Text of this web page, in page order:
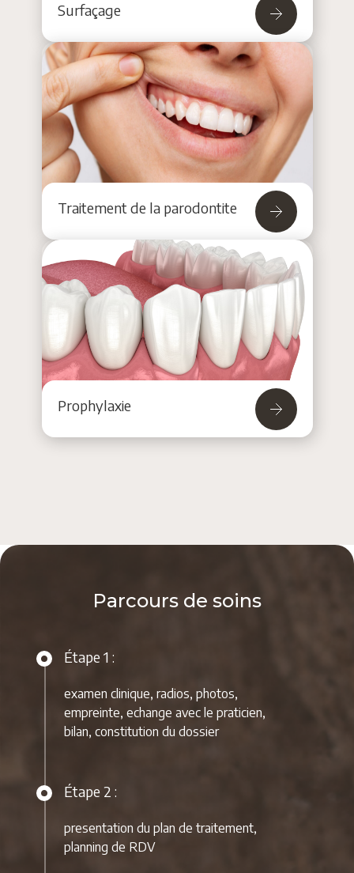
Surfaçage
Traitement de la parodontite
Prophylaxie
Parcours de soins
Étape 1 :
examen clinique, radios, photos,
empreinte, echange avec le praticien,
bilan, constitution du dossier
Étape 2 :
presentation du plan de traitement,
planning de RDV